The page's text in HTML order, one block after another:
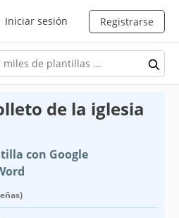
Iniciar sesión Registrarse
de la iglesia
con Google